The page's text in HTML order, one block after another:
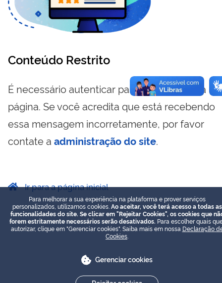
Conteúdo Restrito
É necessário autenticar para visualizar essa
página. Se você acredita que está recebendo
essa mensagem incorretamente, por favor
contate a administração do site.
Ir para a página inicial
Para melhorar a sua experiência na plataforma e prover serviços
personalizados, utilizamos cookies. Ao aceitar, você terá acesso a todas as
funcionalidades do site. Se clicar em "Rejeitar Cookies", os cookies que
forem estritamente necessários serão desativados. Para escolher quais
autorizar, clique em "Gerenciar cookies". Saiba mais em nossa Declaração
Cookies
Gerenciar cookies